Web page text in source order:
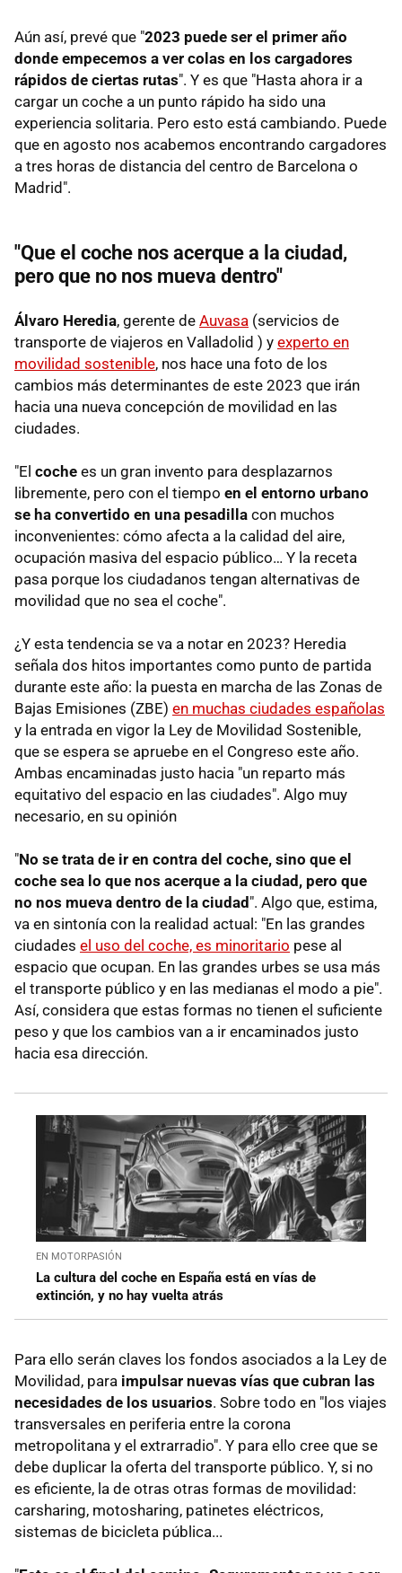
Aún así, prevé que "2023 puede ser el primer año
donde empecemos a ver colas en los cargadores
rápidos de ciertas rutas". Y es que "Hasta ahora ir a
cargar un coche a un punto rápido ha sido una
experiencia solitaria. Pero esto está cambiando. Puede
que en agosto nos acabemos encontrando cargadores
a tres horas de distancia del centro de Barcelona o
Madrid".
"Que el coche nos acerque a la ciudad,
pero que no nos mueva dentro"
Álvaro Heredia, gerente de Auvasa (servicios de
transporte de viajeros en Valladolid ) y experto en
movilidad sostenible, nos hace una foto de los
cambios más determinantes de este 2023 que irán
hacia una nueva concepción de movilidad en las
ciudades.
"El coche es un gran invento para desplazarnos
libremente, pero con el tiempo en el entorno urbano
se ha convertido en una pesadilla con muchos
inconvenientes: cómo afecta a la calidad del aire,
ocupación masiva del espacio público… Y la receta
pasa porque los ciudadanos tengan alternativas de
movilidad que no sea el coche".
¿Y esta tendencia se va a notar en 2023? Heredia
señala dos hitos importantes como punto de partida
durante este año: la puesta en marcha de las Zonas de
Bajas Emisiones (ZBE) en muchas ciudades españolas
y la entrada en vigor la Ley de Movilidad Sostenible,
que se espera se apruebe en el Congreso este año.
Ambas encaminadas justo hacia "un reparto más
equitativo del espacio en las ciudades". Algo muy
necesario, en su opinión
"No se trata de ir en contra del coche, sino que el
coche sea lo que nos acerque a la ciudad, pero que
no nos mueva dentro de la ciudad ". Algo que, estima,
va en sintonía con la realidad actual: "En las grandes
ciudades el uso del coche, es minoritario pese al
espacio que ocupan. En las grandes urbes se usa más
el transporte público y en las medianas el modo a pie".
Así, considera que estas formas no tienen el suficiente
peso y que los cambios van a ir encaminados justo
hacia esa dirección.
EN MOTORPASIÓN
La cultura del coche en España está en vías de
extinción, y no hay vuelta atrás
Para ello serán claves los fondos asociados a la Ley de
Movilidad, para impulsar nuevas vías que cubran las
necesidades de los usuarios. Sobre todo en "los viajes
transversales en periferia entre la corona
metropolitana y el extrarradio". Y para ello cree que se
debe duplicar la oferta del transporte público. Y, si no
es eficiente, la de otras otras formas de movilidad:
carsharing, motosharing, patinetes eléctricos,
sistemas de bicicleta pública...